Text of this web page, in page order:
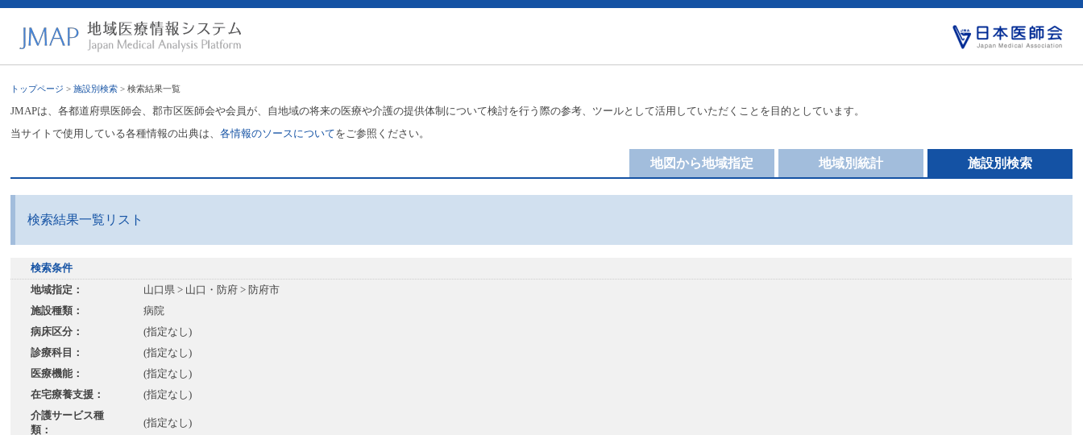
トップページ >施設別検索 > 検索結果一覧
JMAPは、各都道府県医師会、郡市区医師会や会員が、自地域の将来の医療や介護の提供体制について検討を行う際の参考、ツールとして活用していただくことを目的としています。
当サイトで使用している各種情報の出典は、各情報のソースについてをご参照ください。
施設別検索
地域別統計
地図から地域指定
検索結果一覧リスト
検索条件
地域指定：
山口県 > 山口・防府 > 防府市
施設種類：
病院
病床区分：
(指定なし)
診療科目：
(指定なし)
医療機能：
(指定なし)
在宅療養支援：
(指定なし)
介護サービス種
類：
(指定なし)